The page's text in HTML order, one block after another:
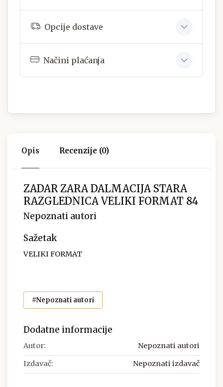
Opcije dostave
Načini plaćanja
Opis Recenzije (0)
ZADAR ZARA DALMACIJA STARA
RAZGLEDNICA VELIKI FORMAT 84
Nepoznati autori
Sažetak
VELIKI FORMAT
#Nepoznati autori
Dodatne informacije
Autor: Nepoznati autori
Izdavač: Nepoznati izdavač